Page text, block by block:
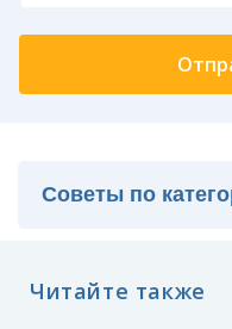
Читайте также